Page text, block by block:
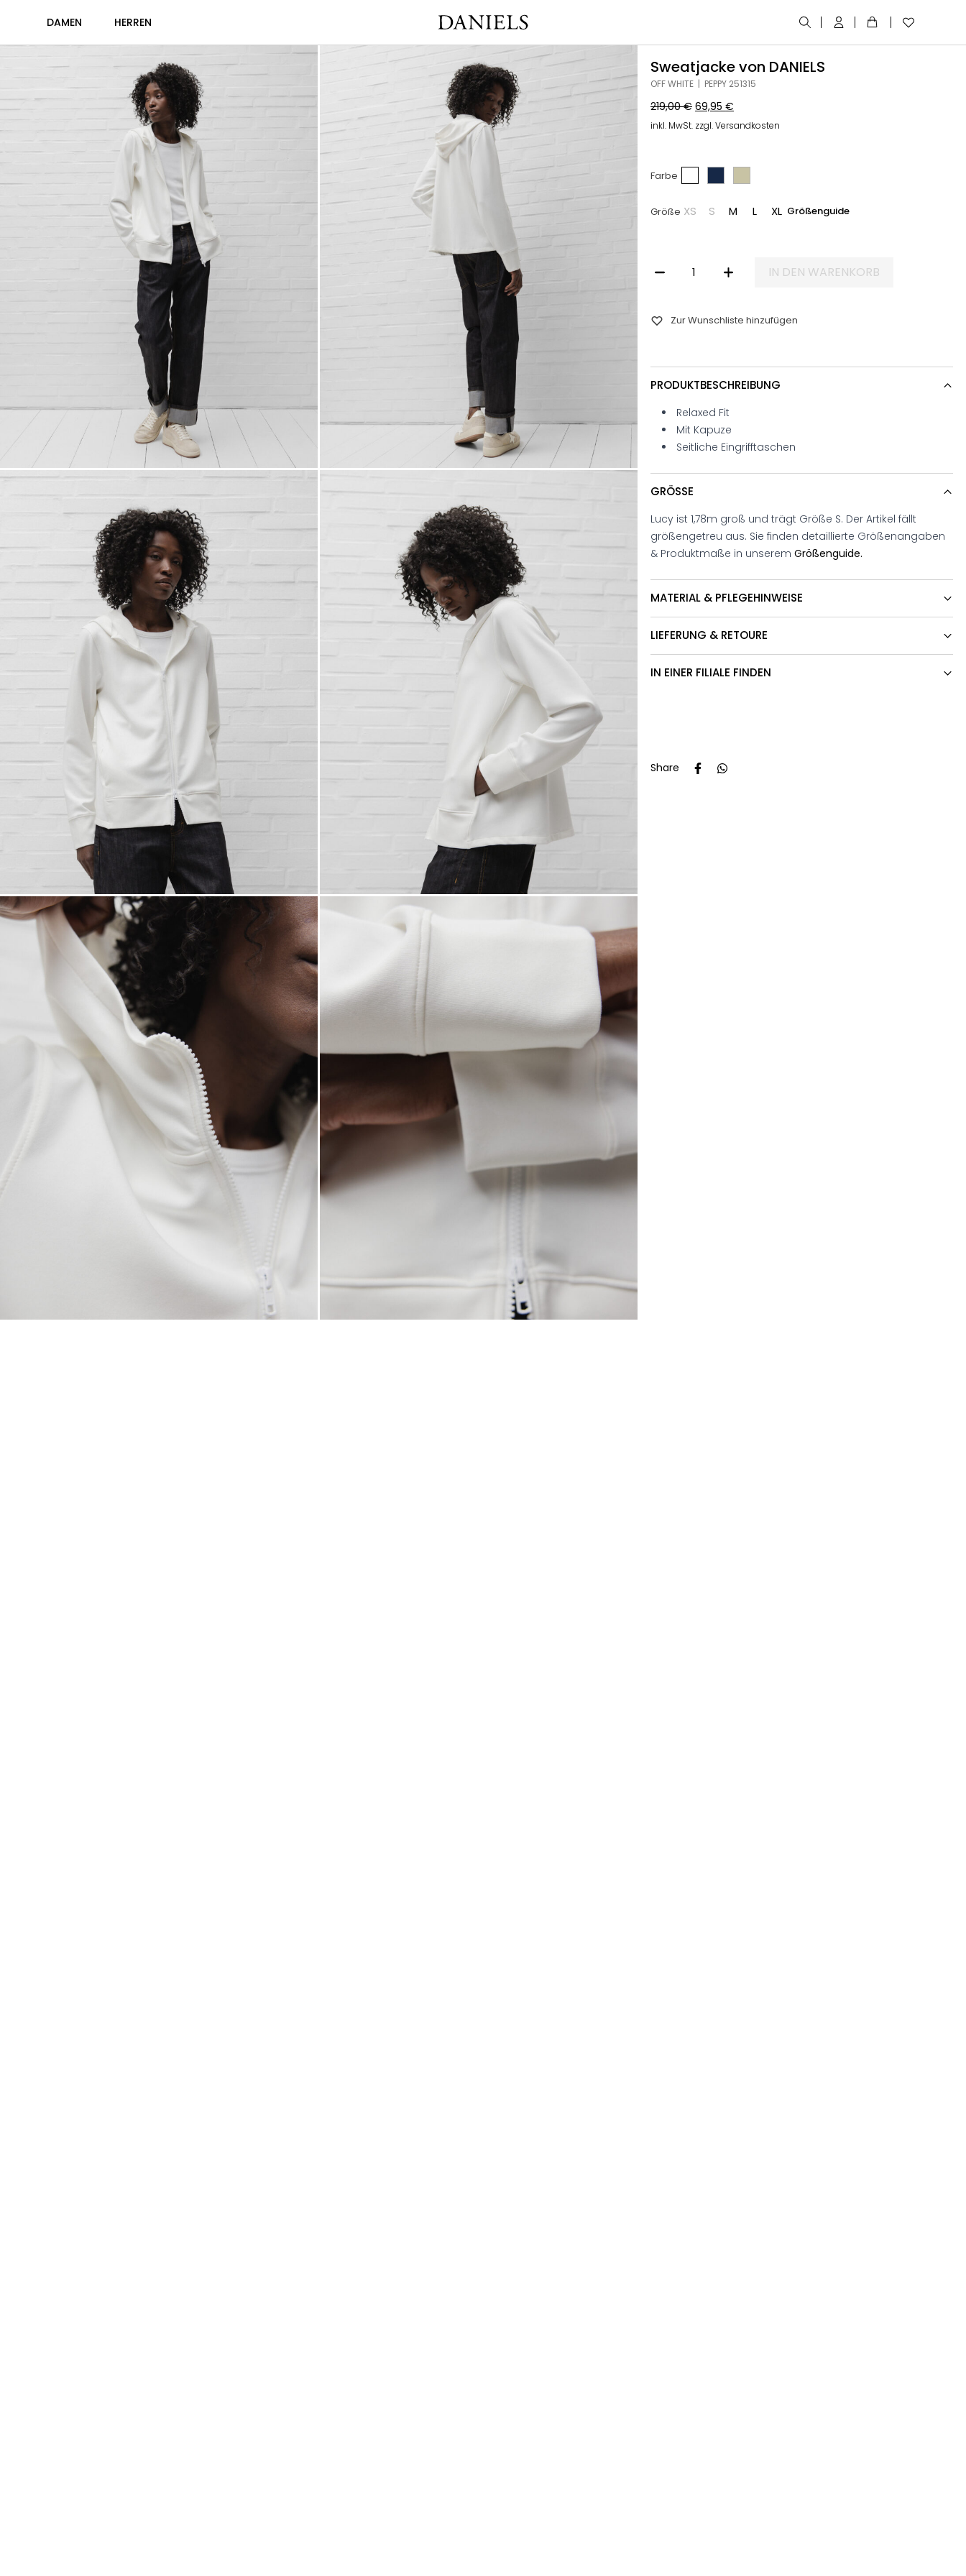
DAMEN HERREN
Sweatjacke von DANIELS
OFF WHITE | PEPPY 251315
219,00€ 69,95€
inkl. MwSt. zzgl. Versandkosten
Farbe
Größe XS S M L XL Größenguide
SWEATJACKE VON DANIELS MENGEIN DEN WARENKORB
Zur Wunschliste hinzufügen
PRODUKTBESCHREIBUNG
Relaxed Fit
Mit Kapuze
Seitliche Eingrifftaschen
GRÖSSE
Lucy ist 1,78m groß und trägt Größe S. Der Artikel fällt
größengetreu aus. Sie finden detaillierte Größenangaben
& Produktmaße in unseremGrößenguide.
MATERIAL & PFLEGEHINWEISE
LIEFERUNG & RETOURE
IN EINER FILIALE FINDEN
Share